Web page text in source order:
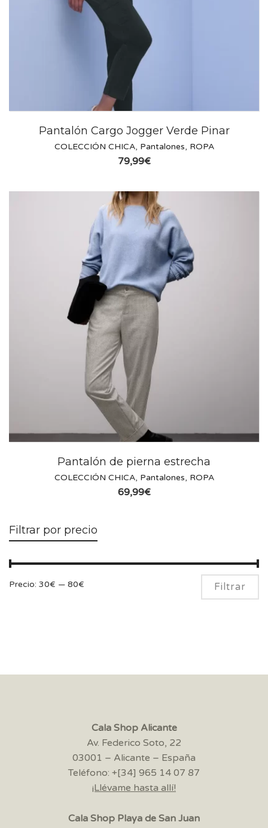
Pantalón Cargo Jogger Verde Pinar
COLECCIÓN CHICA, Pantalones, ROPA
79,99€
Pantalón de pierna estrecha
COLECCIÓN CHICA, Pantalones, ROPA
69,99€
Filtrar por precio
Filtrar
Precio: 30€ — 80€
Cala Shop Alicante
Av. Federico Soto, 22
03001 – Alicante – España
Teléfono: +[34] 965 14 07 87
¡Llévame hasta allí!
Cala Shop Playa de San Juan